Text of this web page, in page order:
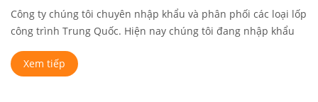
Công ty chúng tôi chuyên nhập khẩu và phân phối các loại lốp
công trình Trung Quốc. Hiện nay chúng tôi đang nhập khẩu
Xem tiếp